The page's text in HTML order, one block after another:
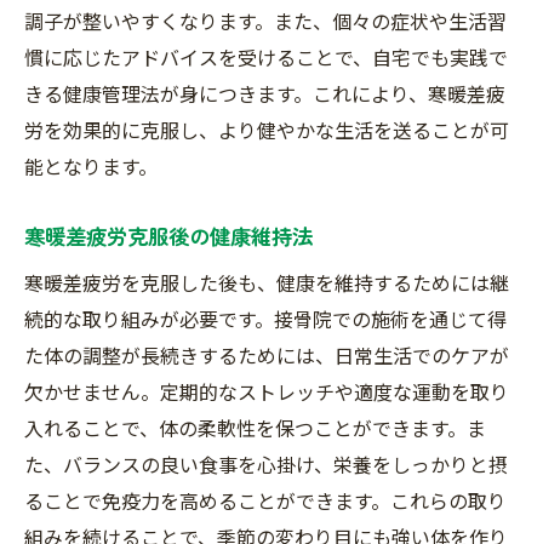
調子が整いやすくなります。また、個々の症状や生活習
慣に応じたアドバイスを受けることで、自宅でも実践で
きる健康管理法が身につきます。これにより、寒暖差疲
労を効果的に克服し、より健やかな生活を送ることが可
能となります。
寒暖差疲労克服後の健康維持法
寒暖差疲労を克服した後も、健康を維持するためには継
続的な取り組みが必要です。接骨院での施術を通じて得
た体の調整が長続きするためには、日常生活でのケアが
欠かせません。定期的なストレッチや適度な運動を取り
入れることで、体の柔軟性を保つことができます。ま
た、バランスの良い食事を心掛け、栄養をしっかりと摂
ることで免疫力を高めることができます。これらの取り
組みを続けることで、季節の変わり目にも強い体を作り